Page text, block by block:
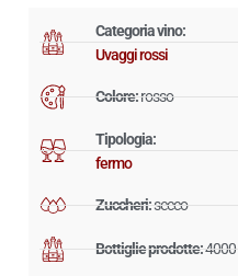
Categoria vino:
Uvaggi rossi
Colore:rosso
Tipologia:
fermo
Zuccheri:secco
Bottiglie prodotte:4000